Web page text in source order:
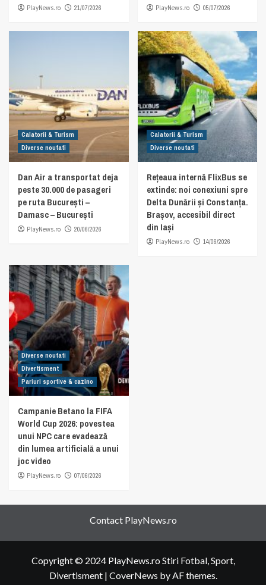
PlayNews.ro 21/07/2026 PlayNews.ro 05/07/2026
Calatorii & Turism
Diverse noutati
Dan Air a transportat deja
peste 30.000 de pasageri
pe ruta București –
Damasc – București
PlayNews.ro 20/06/2026
Calatorii & Turism
Diverse noutati
Rețeaua internă FlixBus se
extinde: noi conexiuni spre
Delta Dunării și Constanța.
Brașov, accesibil direct
din Iași
PlayNews.ro 14/06/2026
Diverse noutati
Divertisment
Pariuri sportive & cazino
Campanie Betano la FIFA
World Cup 2026: povestea
unui NPC care evadează
din lumea artificială a unui
joc video
PlayNews.ro 07/06/2026
Contact PlayNews.ro
Copyright © 2024 PlayNews.ro Stiri Fotbal, Sport,
Divertisment | CoverNews by AF themes.